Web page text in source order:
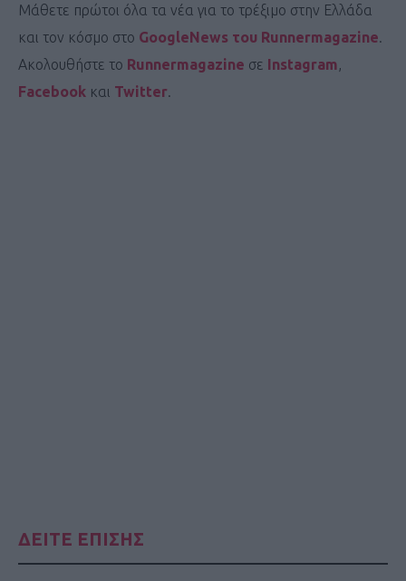
Μάθετε πρώτοι όλα τα νέα για το τρέξιμο στην Ελλάδα
και τον κόσμο στο GoogleNews του Runnermagazine.
Ακολουθήστε το Runnermagazine σε Instagram,
Facebook και Twitter.
ΔΕΙΤΕ ΕΠΙΣΗΣ